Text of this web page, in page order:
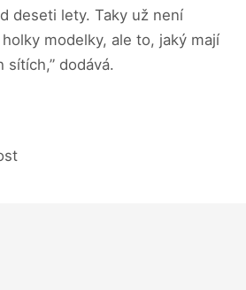
deseti lety. Taky už není
modelky, ale to, jaký mají
sítích,” dodává.